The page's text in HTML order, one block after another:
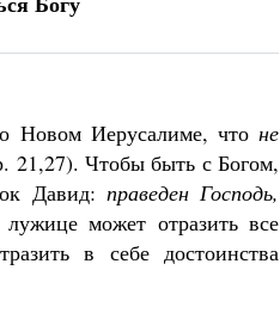
Новом Иерусалиме, что не
21,27). Чтобы быть с Богом,
Давид: праведен Господь,
может отразить все
в себе достоинства